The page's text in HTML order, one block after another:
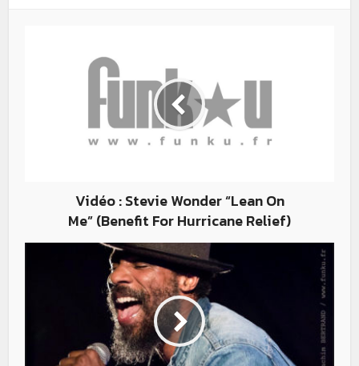
Vidéo : Stevie Wonder “Lean On
Me” (Benefit For Hurricane Relief)